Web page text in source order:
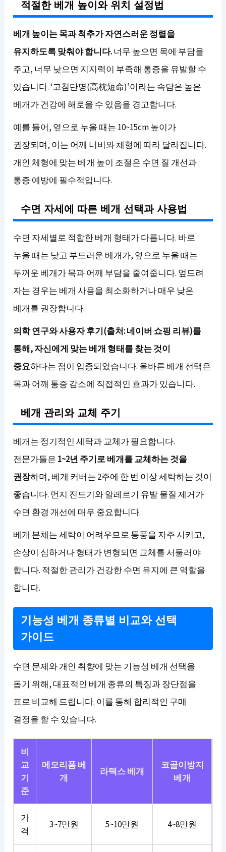
적절한 베개 높이와 위치 설정법
베개 높이는 목과 척추가 자연스러운 정렬을
유지하도록 맞춰야 합니다.너무 높으면 목에 부담을
주고, 너무 낮으면 지지력이 부족해 통증을 유발할 수
있습니다. ‘고침단명(高枕短命)’이라는 속담은 높은
베개가 건강에 해로울 수 있음을 경고합니다.
예를 들어, 옆으로 누울 때는 10~15cm 높이가
권장되며, 이는 어깨 너비와 체형에 따라 달라집니다.
개인 체형에 맞는 베개 높이 조절은 수면 질 개선과
통증 예방에 필수적입니다.
수면 자세에 따른 베개 선택과 사용법
수면 자세별로 적합한 베개 형태가 다릅니다. 바로
누울 때는 낮고 부드러운 베개가, 옆으로 누울 때는
두꺼운 베개가 목과 어깨 부담을 줄여줍니다. 엎드려
자는 경우는 베개 사용을 최소화하거나 매우 낮은
베개를 권장합니다.
의학 연구와 사용자 후기(출처: 네이버 쇼핑 리뷰)를
통해, 자신에게 맞는 베개 형태를 찾는 것이
중요하다는 점이 입증되었습니다. 올바른 베개 선택은
목과 어깨 통증 감소에 직접적인 효과가 있습니다.
베개 관리와 교체 주기
베개는 정기적인 세탁과 교체가 필요합니다.
전문가들은 1~2년 주기로 베개를 교체하는 것을
권장하며, 베개 커버는 2주에 한 번 이상 세탁하는 것이
좋습니다. 먼지 진드기와 알레르기 유발 물질 제거가
수면 환경 개선에 매우 중요합니다.
베개 본체는 세탁이 어려우므로 통풍을 자주 시키고,
손상이 심하거나 형태가 변형되면 교체를 서둘러야
합니다. 적절한 관리가 건강한 수면 유지에 큰 역할을
합니다.
기능성 베개 종류별 비교와 선택
가이드
수면 문제와 개인 취향에 맞는 기능성 베개 선택을
돕기 위해, 대표적인 베개 종류의 특징과 장단점을
표로 비교해 드립니다. 이를 통해 합리적인 구매
결정을 할 수 있습니다.
비
교
기
준
메모리폼 베
개
라텍스 베개
코골이방지
베개
가
격
3~7만원 5~10만원 4~8만원